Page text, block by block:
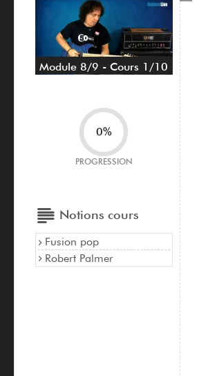
Module 8/9 - Cours 1/10
0%
PROGRESSION
Notions cours
Fusion pop
Robert Palmer